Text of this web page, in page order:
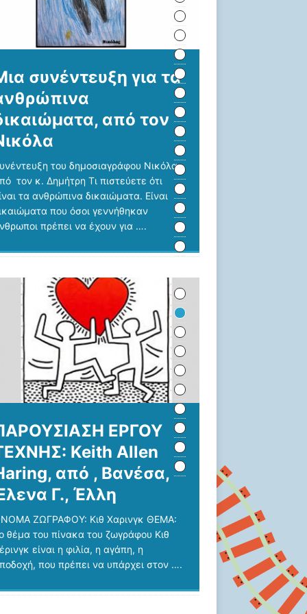
συνέντευξη για τα
από τον
του δημοσιαγράφου Νικόλα
τον κ. Δημήτρη Τι πιστεύετε ότι
τα ανθρώπινα δικαιώματα. Είναι
που όσοι γεννήθηκαν
πρέπει να έχουν για ….
ΕΡΓΟΥ
Keith Allen
από , Βανέσα,
Γ., Έλλη
ΖΩΓΡΑΦΟΥ: Κιθ Χαρινγκ ΘΕΜΑ:
θέμα του πίνακα του ζωγράφου Κιθ
είναι η φιλία, η αγάπη, η
που πρέπει να υπάρχει στον ….